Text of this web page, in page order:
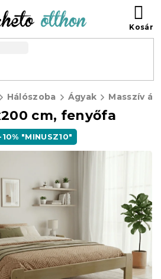
Hálószoba Ágyak Masszív
cm, fenyőfa
"MINUSZ10"